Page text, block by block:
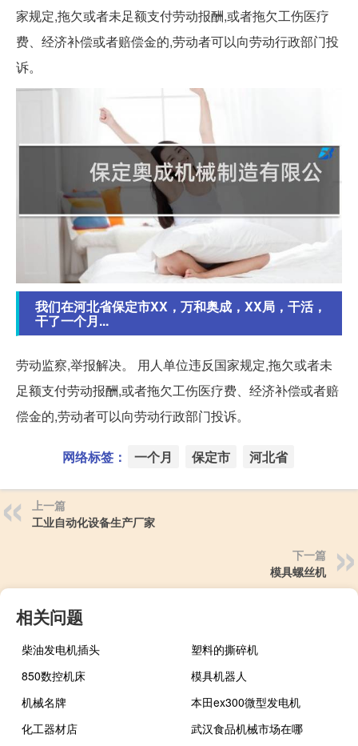
家规定,拖欠或者未足额支付劳动报酬,或者拖欠工伤医疗
费、经济补偿或者赔偿金的,劳动者可以向劳动行政部门投
诉。
我们在河北省保定市XX，万和奥成，XX局，干活，
干了一个月...
劳动监察,举报解决。 用人单位违反国家规定,拖欠或者未
足额支付劳动报酬,或者拖欠工伤医疗费、经济补偿或者赔
偿金的,劳动者可以向劳动行政部门投诉。
网络标签： 一个月 保定市 河北省
上一篇
工业自动化设备生产厂家
下一篇
模具螺丝机
相关问题
柴油发电机插头
塑料的撕碎机
850数控机床
模具机器人
机械名牌
本田ex300微型发电机
化工器材店
武汉食品机械市场在哪